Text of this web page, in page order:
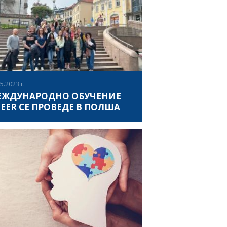
за младежи. По време на
бяха представени готовите
продукти по проекта - CHEER
карти, CHEER обучителни
CHEER подкастове и популяризира
кампания #cheer.education в
Тези продукти са част от проекта, и
здраве на младите хора.
ВИЖ ПОВЕЧЕ
г.
ОБУЧЕНИЕ
СЕ ПРОВЕДЕ В ПОЛША
проведе обучение на младежки
работещи с младежи с
възможности в държавите си. В
на програмата на обучението бяха
и анализирани CHEER
карти, CHEER обучителни
и CHEER подкастове, които имат за цел
и оптимизират менталното
на младите хора. В международната
ВИЖ ПОВЕЧЕ